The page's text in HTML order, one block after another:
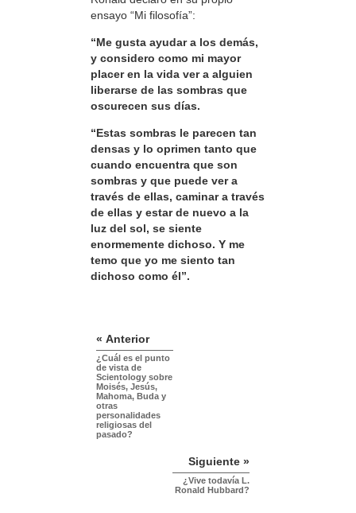
ensayo “Mi filosofía”:
“Me gusta ayudar a los demás,
y considero como mi mayor
placer en la vida ver a alguien
liberarse de las sombras que
oscurecen sus días.
“Estas sombras le parecen tan
densas y lo oprimen tanto que
cuando encuentra que son
sombras y que puede ver a
través de ellas, caminar a través
de ellas y estar de nuevo a la
luz del sol, se siente
enormemente dichoso. Y me
temo que yo me siento tan
dichoso como él”.
« Anterior
¿Cuál es el punto
de vista de
Scientology sobre
Moisés, Jesús,
Mahoma, Buda y
otras
personalidades
religiosas del
pasado?
Siguiente »
¿Vive todavía L.
Ronald Hubbard?